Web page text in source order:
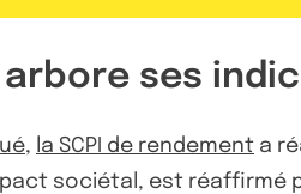
arbore ses
, la SCPI de rendement a
sociétal, est réaffirmé